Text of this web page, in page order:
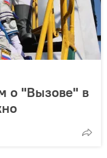
о "Вызове" в